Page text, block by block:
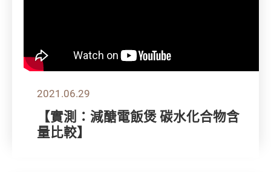
2021.06.29
【實測：減醣電飯煲 碳水化合物含
量比較】